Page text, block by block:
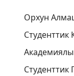
Орхун
Студенттик
Студенттик